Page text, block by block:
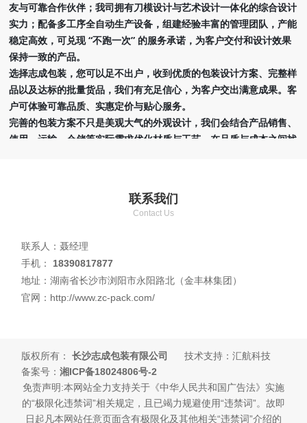
友与可靠合作伙伴；我司拥有刀模设计与艺术设计一体化的综合设计
实力；配备多工序全自动生产设备，组建经验丰富的管理团队，产能
稳定高效，可兑现 “不跑一次” 的服务承诺，为客户交付和设计效果
保持一致的产品。
选择志成包装，您可以足不出户，收到优质的包装设计方案、完整样
品以及达标的批量货品，我们有充足信心，为客户交出满意成果。客
户可体验可靠品质、实惠定价与贴心服务。
完善的包装方案不只是美观大气的外观设计，我们会结合产品销售、
使用、运输、仓储等实际需求优化材质与工艺，在品质与成本之间找
松舒心，让我们生产的包装产品走进千家万户！
本站关键词：长沙包装厂
联系我们
Contact Us
联系人：聂经理
手机：
18390817877
地址：湖南省长沙市浏阳市永阳路北（金丰林集团）
官网：http://www.zc-pack.com/
版权所有：长沙志成包装有限公司
技术支持：汇航科技
备案号：湘ICP备18024806号-2
免责声明:本网站全力支持关于《中华人民共和国广告法》实施
的“极限化违禁词”相关规定，且已竭力规避使用“违禁词”。故即
日起凡本网站任意页面含有极限化及其他相关“违禁词”介绍的